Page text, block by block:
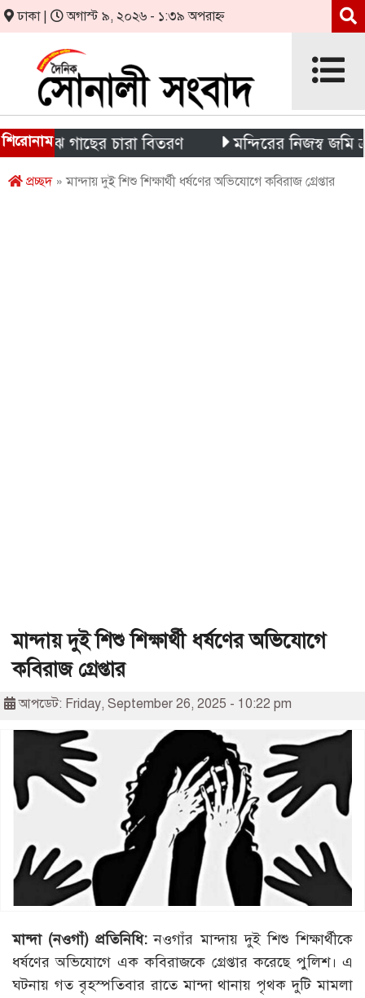
ঢাকা | অগাস্ট ৯, ২০২৬ - ১:৩৯ অপরাহ্ন
শিরোনামগাছের চারা বিতরণ মন্দিরের নিজস্ব জমি ক্রয়
প্রচ্ছদ» মান্দায় দুই শিশু শিক্ষার্থী ধর্ষণের অভিযোগে কবিরাজ গ্রেপ্তার
মান্দায় দুই শিশু শিক্ষার্থী ধর্ষণের অভিযোগে
কবিরাজ গ্রেপ্তার
আপডেট: Friday, September 26, 2025 - 10:22 pm
মান্দা (নওগাঁ) প্রতিনিধি: নওগাঁর মান্দায় দুই শিশু শিক্ষার্থীকে
ধর্ষণের অভিযোগে এক কবিরাজকে গ্রেপ্তার করেছে পুলিশ। এ
ঘটনায় গত বৃহস্পতিবার রাতে মান্দা থানায় পৃথক দুটি মামলা